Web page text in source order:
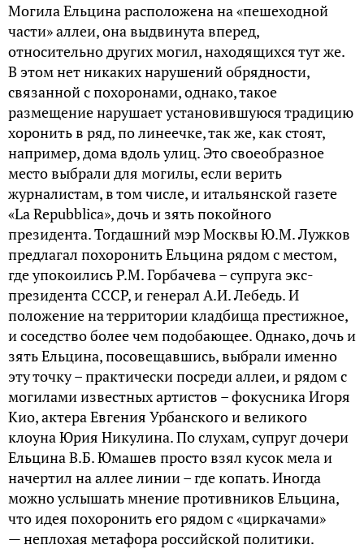
Могила Ельцина расположена на «пешеходной
части» аллеи, она выдвинута вперед,
относительно других могил, находящихся тут же.
В этом нет никаких нарушений обрядности,
связанной с похоронами, однако, такое
размещение нарушает установившуюся традицию
хоронить в ряд, по линеечке, так же, как стоят,
например, дома вдоль улиц. Это своеобразное
место выбрали для могилы, если верить
журналистам, в том числе, и итальянской газете
«La Repubblica», дочь и зять покойного
президента. Тогдашний мэр Москвы Ю.М. Лужков
предлагал похоронить Ельцина рядом с местом,
где упокоились Р.М. Горбачева – супруга экс-
президента СССР, и генерал А.И. Лебедь. И
положение на территории кладбища престижное,
и соседство более чем подобающее. Однако, дочь и
зять Ельцина, посовещавшись, выбрали именно
эту точку – практически посреди аллеи, и рядом с
могилами известных артистов – фокусника Игоря
Кио, актера Евгения Урбанского и великого
клоуна Юрия Никулина. По слухам, супруг дочери
Ельцина В.Б. Юмашев просто взял кусок мела и
начертил на аллее линии – где копать. Иногда
можно услышать мнение противников Ельцина,
что идея похоронить его рядом с «циркачами»
— неплохая метафора российской политики.